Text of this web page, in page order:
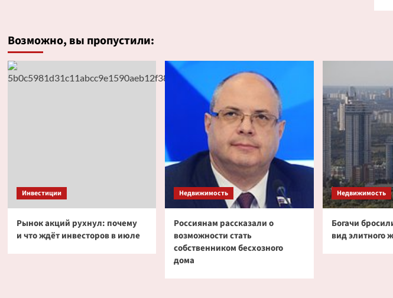
Возможно, вы пропустили:
Инвестиции
Рынок акций рухнул: почему
и что ждёт инвесторов в июле
Недвижимость
Россиянам рассказали о
возможности стать
собственником бесхозного
дома
Недвижимость
Богачи
вид элитного